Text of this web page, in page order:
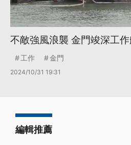
不敵強風浪襲 金門竣深工
工作 金門
2024/10/31 19:31
編輯推薦